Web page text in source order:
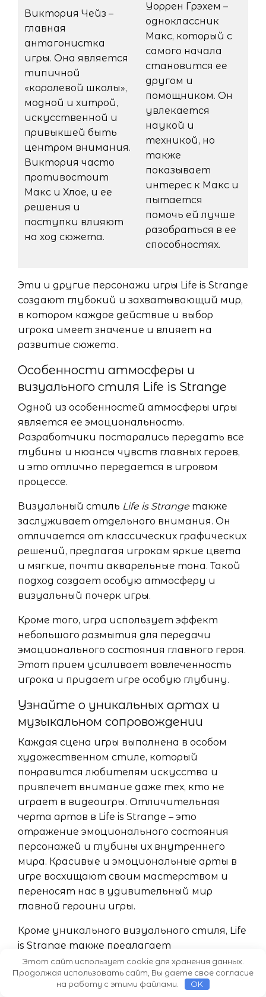
Виктория Чейз –
главная
антагонистка
игры. Она является
типичной
«королевой школы»,
модной и хитрой,
искусственной и
привыкшей быть
центром внимания.
Виктория часто
противостоит
Макс и Хлое, и ее
решения и
поступки влияют
на ход сюжета.
Уоррен Грэхем –
одноклассник
Макс, который с
самого начала
становится ее
другом и
помощником. Он
увлекается
наукой и
техникой, но
также
показывает
интерес к Макс и
пытается
помочь ей лучше
разобраться в ее
способностях.
Эти и другие персонажи игры Life is Strange
создают глубокий и захватывающий мир,
в котором каждое действие и выбор
игрока имеет значение и влияет на
развитие сюжета.
Особенности атмосферы и
визуального стиля Life is Strange
Одной из особенностей атмосферы игры
является ее эмоциональность.
Разработчики постарались передать все
глубины и нюансы чувств главных героев,
и это отлично передается в игровом
процессе.
Визуальный стиль Life is Strangeтакже
заслуживает отдельного внимания. Он
отличается от классических графических
решений, предлагая игрокам яркие цвета
и мягкие, почти акварельные тона. Такой
подход создает особую атмосферу и
визуальный почерк игры.
Кроме того, игра использует эффект
небольшого размытия для передачи
эмоционального состояния главного героя.
Этот прием усиливает вовлеченность
игрока и придает игре особую глубину.
Узнайте о уникальных артах и
музыкальном сопровождении
Каждая сцена игры выполнена в особом
художественном стиле, который
понравится любителям искусства и
привлечет внимание даже тех, кто не
играет в видеоигры. Отличительная
черта артов в Life is Strange – это
отражение эмоционального состояния
персонажей и глубины их внутреннего
мира. Красивые и эмоциональные арты в
игре восхищают своим мастерством и
переносят нас в удивительный мир
главной героини игры.
Кроме уникального визуального стиля, Life
is Strange также предлагает
незабываемое музыкальное
сопровождение. Саундтрек, составленный
специально для игры, дополняет
Этот сайт использует cookie для хранения данных.
Продолжая использовать сайт, Вы даете свое согласие
на работу с этими файлами.
OK